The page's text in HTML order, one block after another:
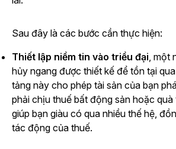
Sau đây là các bước cần thực hiện:
Thiết lập niềm tin vào triều đại, một
hủy ngang được thiết kế để tồn tại
tảng này cho phép tài sản của bạn
phải chịu thuế bất động sản hoặc
giúp bạn giàu có qua nhiều thế hệ,
tác động của thuế.